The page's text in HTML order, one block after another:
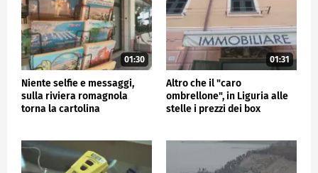
01:30
Niente selfie e messaggi,
sulla riviera romagnola
torna la cartolina
01:31
Altro che il "caro
ombrellone", in Liguria alle
stelle i prezzi dei box